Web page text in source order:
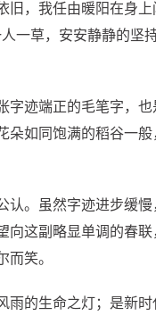
，我任由暖阳在身
一草，安安静静的坚
迹端正的毛笔字，
如同饱满的稻谷一
。虽然字迹进步缓
这副略显单调的春
笑。
的生命之灯；是新